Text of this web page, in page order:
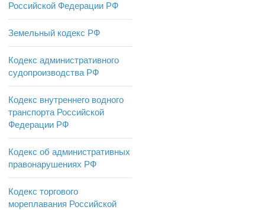
Российской Федерации РФ
Земельный кодекс РФ
Кодекс административного
судопроизводства РФ
Кодекс внутреннего водного
транспорта Российской
Федерации РФ
Кодекс об административных
правонарушениях РФ
Кодекс торгового
мореплавания Российской